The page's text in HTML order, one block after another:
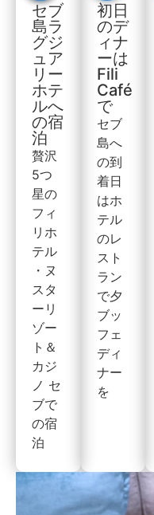
セブ
島ラ
グジ
ュア
リー
ホテ
ルへ
の宿
泊
贅沢
5つ
星の
フィ
リホ
テル
・ヌ
スタ
ーリ
ゾー
ト＆
カジ
ノ セ
ブで
の宿
泊
初日
のデ
ィナ
ーは
Fili
Café
で
セブ
島へ
の到
着日
はホ
テル
のレ
スト
ラン
で夕
ブッ
フェ
ディ
ナー
を